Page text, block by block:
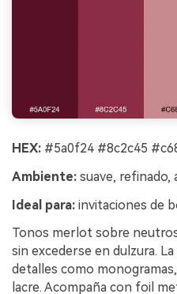
HEX: #5a0f24 #8c2c45
Ambiente: suave, refinado,
Ideal para: invitaciones de
Tonos merlot sobre
sin excederse en dulzura.
detalles como
lacre. Acompaña con foil